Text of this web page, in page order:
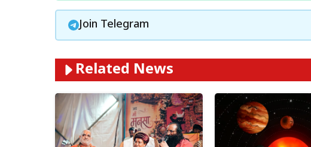
Join Telegram
Related News